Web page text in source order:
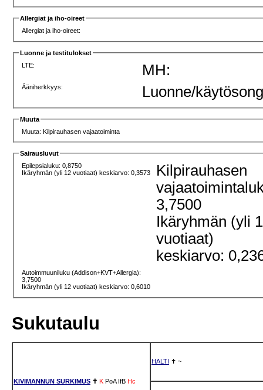
Allergiat ja iho-oireet
Allergiat ja iho-oireet:
Luonne ja testitulokset
LTE:
MH:
Ääniherkkyys: Luonne/
Muuta
Muuta: Kilpirauhasen vajaatoiminta
Sairausluvut
Epilepsialuku: 0,8750
Ikäryhmän (yli 12 vuotiaat) keskiarvo: 0,3573
Kilpirauhasen
3,7500
Ikäryhmän (yli
vuotiaat)
keskiarvo:
Autoimmuuniluku (Addison+KVT+Allergia):
3,7500
Ikäryhmän (yli 12 vuotiaat) keskiarvo: 0,6010
Sukutaulu
KIVIMANNUN SURKIMUS ✝ K PoA IfB Hc
HALTI ✝ ~